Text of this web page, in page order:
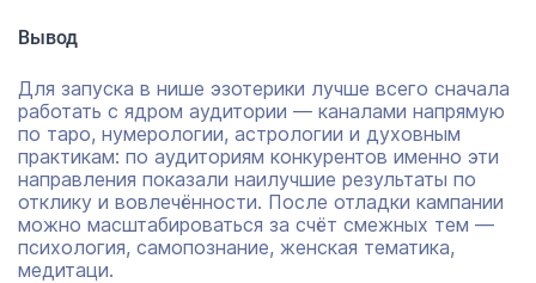
Вывод
Для запуска в нише эзотерики лучше всего сначала
работать с ядром аудитории — каналами напрямую
по таро, нумерологии, астрологии и духовным
практикам: по аудиториям конкурентов именно эти
направления показали наилучшие результаты по
отклику и вовлечённости. После отладки кампании
можно масштабироваться за счёт смежных тем —
психология, самопознание, женская тематика,
медитаци.